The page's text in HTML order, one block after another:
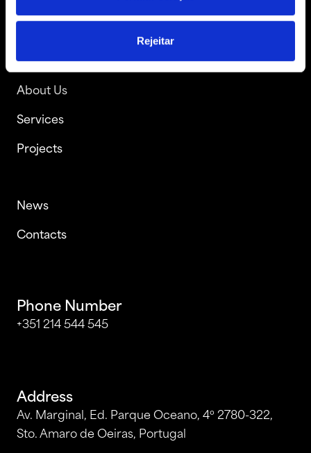
Rejeitar
About Us
Services
Projects
News
Contacts
Phone Number
+351 214 544 545
Address
Av. Marginal, Ed. Parque Oceano, 4º 2780-322,
Sto. Amaro de Oeiras, Portugal